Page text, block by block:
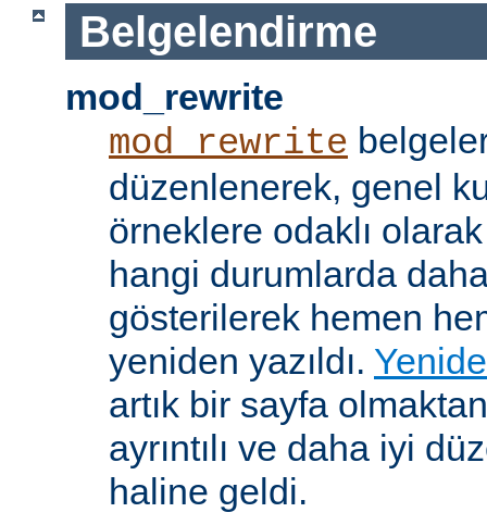
Belgelendirme
mod_rewrite
mod_rewrite
düzenlenerek, genel
örneklere odaklı
hangi durumlarda
gösterilerek hemen
yeniden yazıldı.
artık bir sayfa
ayrıntılı ve daha iyi
haline geldi.